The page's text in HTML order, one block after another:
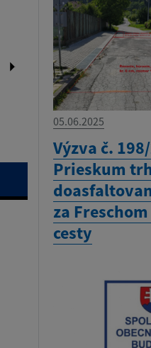
05.06.2025
Výzva č.
Prieskum
za
cesty